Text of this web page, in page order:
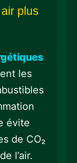
plus
les
évite
de CO₂
l’air.